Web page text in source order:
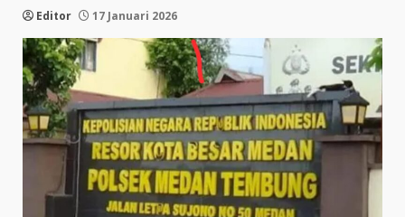
Editor 17 Januari 2026